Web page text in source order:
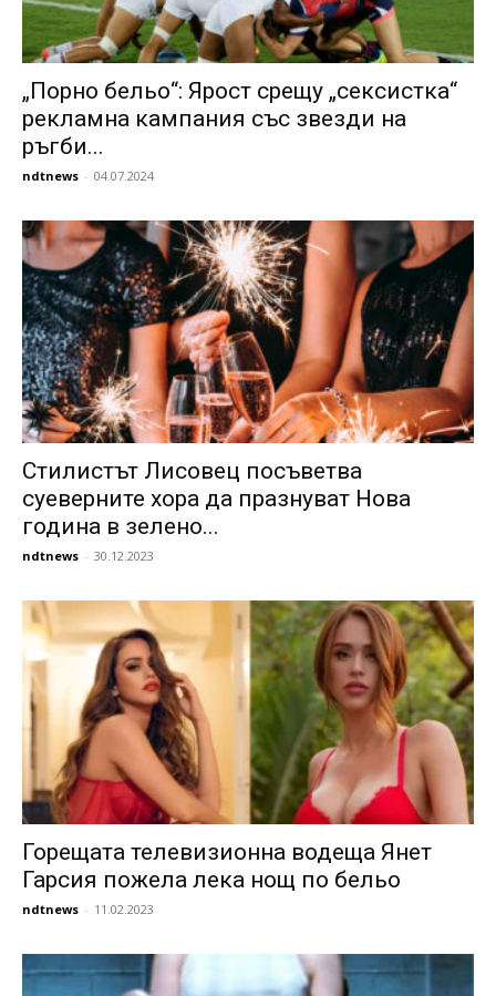
„Порно бельо“: Ярост срещу „сексистка“
рекламна кампания със звезди на
ръгби...
ndtnews - 04.07.2024
Стилистът Лисовец посъветва
суеверните хора да празнуват Нова
година в зелено...
ndtnews - 30.12.2023
Горещата телевизионна водеща Янет
Гарсия пожела лека нощ по бельо
ndtnews - 11.02.2023